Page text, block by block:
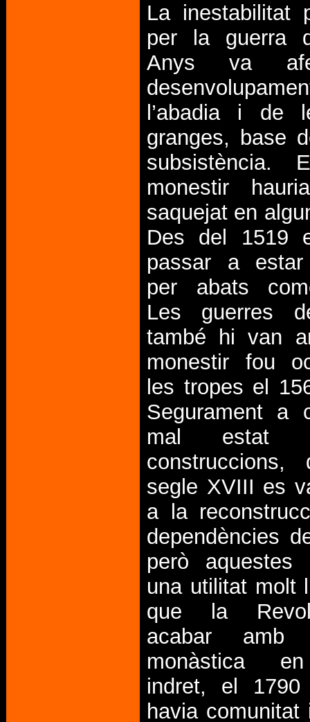
La inestabilitat
per la guerra
Anys va
l’abadia i de
granges, base
subsistència.
monestir
saquejat en
Des del 1519
passar a estar
per abats
Les guerres
també hi van
monestir fou
les tropes el
Segurament a
mal estat
construccions,
segle XVIII es
a la
dependències
però aquestes
una utilitat molt
que la
acabar
monàstica
indret, el
havia